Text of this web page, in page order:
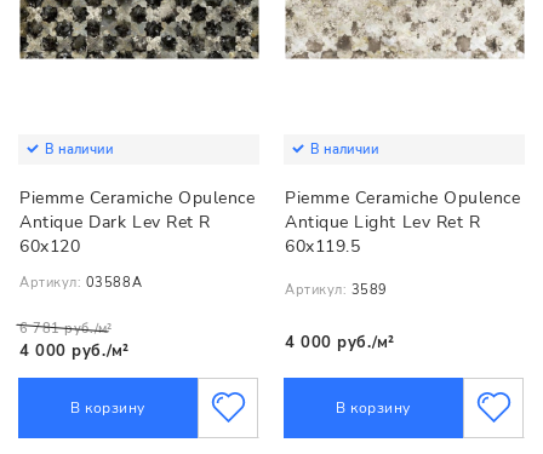
В наличии
Piemme Ceramiche Opulence
Antique Dark Lev Ret R
60x120
Артикул: 03588А
6 781 руб./м²
4 000 руб./м²
В корзину
В наличии
Piemme Ceramiche Opulence
Antique Light Lev Ret R
60x119.5
Артикул: 3589
4 000 руб./м²
В корзину